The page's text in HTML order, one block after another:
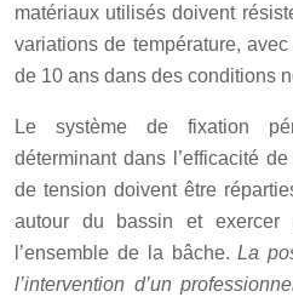
matériaux utilisés doivent
variations de température,
de 10 ans dans des conditions
Le système de fixation
déterminant dans l’efficacité
de tension doivent être
autour du bassin et exercer
l’ensemble de la bâche.La
l’intervention d’un